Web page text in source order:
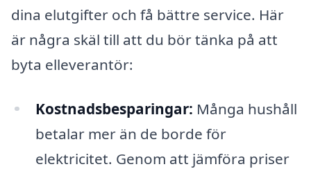
dina elutgifter och få bättre service. Här
är några skäl till att du bör tänka på att
byta elleverantör:
Kostnadsbesparingar: Många hushåll
betalar mer än de borde för
elektricitet. Genom att jämföra priser